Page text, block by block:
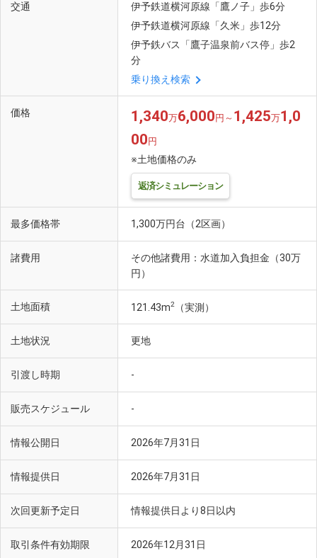
交通
伊予鉄道横河原線「鷹ノ子」歩6分
伊予鉄道横河原線「久米」歩12分
伊予鉄バス「鷹子温泉前バス停」歩2
分
乗り換え検索
価格 1,340万6,000 円～ 1,425万1,0
00 円
※土地価格のみ
返済シミュレーション
最多価格帯 1,300万円台（2区画）
諸費用
その他諸費用：水道加入負担金（30万
円）
土地面積 121.43m2 （実測）
土地状況 更地
引渡し時期 -
販売スケジュール -
情報公開日 2026年7月31日
情報提供日 2026年7月31日
次回更新予定日 情報提供日より8日以内
取引条件有効期限 2026年12月31日